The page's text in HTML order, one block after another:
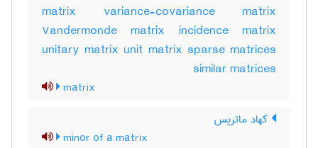
matrix variance-covariance matrix
Vandermonde matrix incidence matrix
unitary matrix unit matrix sparse matrices
similar matrices
matrix
کهاد ماتریس
minor of a matrix